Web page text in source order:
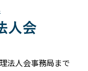
法人会事務局まで